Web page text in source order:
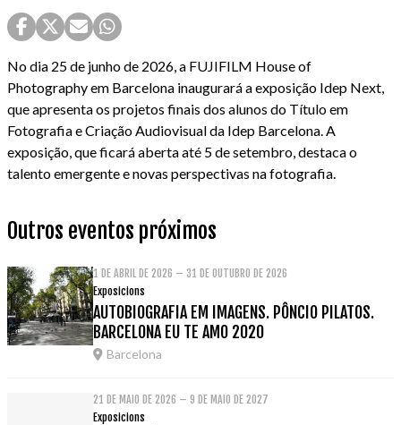
No dia 25 de junho de 2026, a FUJIFILM House of
Photography em Barcelona inaugurará a exposição Idep Next,
que apresenta os projetos finais dos alunos do Título em
Fotografia e Criação Audiovisual da Idep Barcelona. A
exposição, que ficará aberta até 5 de setembro, destaca o
talento emergente e novas perspectivas na fotografia.
Outros eventos próximos
1 DE ABRIL DE 2026 – 31 DE OUTUBRO DE 2026
Exposicions
AUTOBIOGRAFIA EM IMAGENS. PÔNCIO PILATOS.
BARCELONA EU TE AMO 2020
Barcelona
21 DE MAIO DE 2026 – 9 DE MAIO DE 2027
Exposicions